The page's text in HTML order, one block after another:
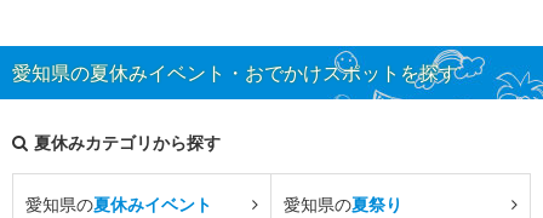
愛知県の夏休みイベント・おでかけスポットを探す
夏休みカテゴリから探す
愛知県の夏休みイベント 愛知県の夏祭り